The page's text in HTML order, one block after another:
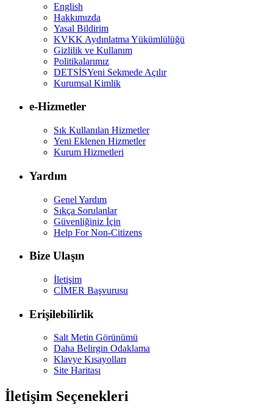
English
Hakkımızda
Yasal Bildirim
KVKK Aydınlatma Yükümlülüğü
Gizlilik ve Kullanım
Politikalarımız
DETSİSYeni Sekmede Açılır
Kurumsal Kimlik
e-Hizmetler
Sık Kullanılan Hizmetler
Yeni Eklenen Hizmetler
Kurum Hizmetleri
Yardım
Genel Yardım
Sıkça Sorulanlar
Güvenliğiniz İçin
Help For Non-Citizens
Bize Ulaşın
İletişim
CİMER Başvurusu
Erişilebilirlik
Salt Metin Görünümü
Daha Belirgin Odaklama
Klavye Kısayolları
Site Haritası
İletişim Seçenekleri